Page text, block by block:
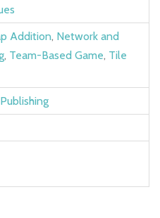
Addition, Network and
, Team-Based Game, Tile